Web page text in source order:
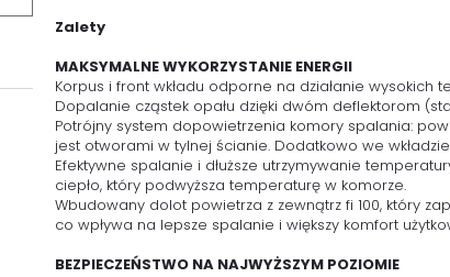
Zalety
MAKSYMALNE WYKORZYSTANIE ENERGII
Korpus i front wkładu odporne na działanie
Dopalanie cząstek opału dzięki dwóm deflektorom
Potrójny system dopowietrzenia komory spalania:
jest otworami w tylnej ścianie. Dodatkowo we
Efektywne spalanie i dłuższe utrzymywanie
ciepło, który podwyższa temperaturę w komorze.
Wbudowany dolot powietrza z zewnątrz fi 100, który
co wpływa na lepsze spalanie i większy komfort
BEZPIECZEŃSTWO NA NAJWYŻSZYM POZIOMIE